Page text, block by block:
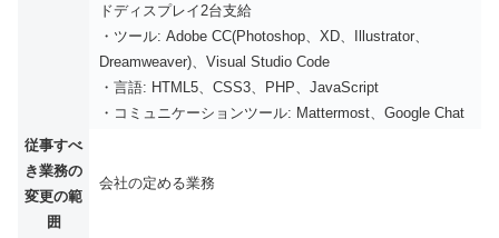
ドディスプレイ2台支給
・ツール: Adobe CC(Photoshop、XD、Illustrator、
Dreamweaver)、Visual Studio Code
・言語: HTML5、CSS3、PHP、JavaScript
・コミュニケーションツール: Mattermost、Google Chat
従事すべ
き業務の
変更の範
囲
会社の定める業務